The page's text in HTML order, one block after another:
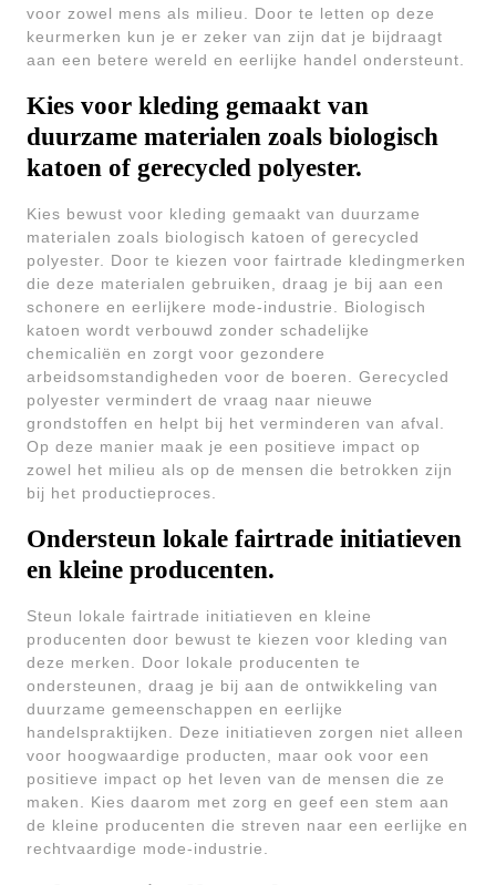
voor zowel mens als milieu. Door te letten op deze
keurmerken kun je er zeker van zijn dat je bijdraagt
aan een betere wereld en eerlijke handel ondersteunt.
Kies voor kleding gemaakt van
duurzame materialen zoals biologisch
katoen of gerecycled polyester.
Kies bewust voor kleding gemaakt van duurzame
materialen zoals biologisch katoen of gerecycled
polyester. Door te kiezen voor fairtrade kledingmerken
die deze materialen gebruiken, draag je bij aan een
schonere en eerlijkere mode-industrie. Biologisch
katoen wordt verbouwd zonder schadelijke
chemicaliën en zorgt voor gezondere
arbeidsomstandigheden voor de boeren. Gerecycled
polyester vermindert de vraag naar nieuwe
grondstoffen en helpt bij het verminderen van afval.
Op deze manier maak je een positieve impact op
zowel het milieu als op de mensen die betrokken zijn
bij het productieproces.
Ondersteun lokale fairtrade initiatieven
en kleine producenten.
Steun lokale fairtrade initiatieven en kleine
producenten door bewust te kiezen voor kleding van
deze merken. Door lokale producenten te
ondersteunen, draag je bij aan de ontwikkeling van
duurzame gemeenschappen en eerlijke
handelspraktijken. Deze initiatieven zorgen niet alleen
voor hoogwaardige producten, maar ook voor een
positieve impact op het leven van de mensen die ze
maken. Kies daarom met zorg en geef een stem aan
de kleine producenten die streven naar een eerlijke en
rechtvaardige mode-industrie.